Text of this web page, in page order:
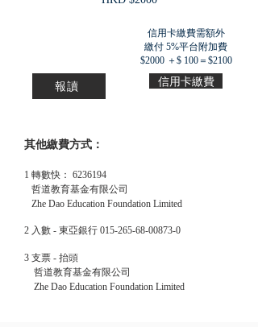
信用卡繳費需額外
繳付 5%平台附加費
$2000 ＋$ 100＝$2100
報讀 信用卡繳費
其他繳費方式：
1 轉數快： 6236194
哲道教育基金有限公司
Zhe Dao Education Foundation Limited
2 入數 - 東亞銀行 015-265-68-00873-0
3 支票 - 抬頭
哲道教育基金有限公司
Zhe Dao Education Foundation Limited